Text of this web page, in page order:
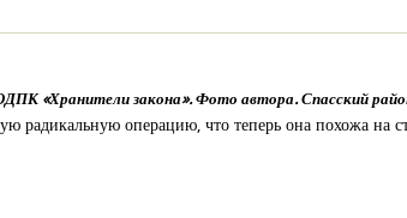
«Хранители закона». Фото автора. Спасский
радикальную операцию, что теперь она похожа на